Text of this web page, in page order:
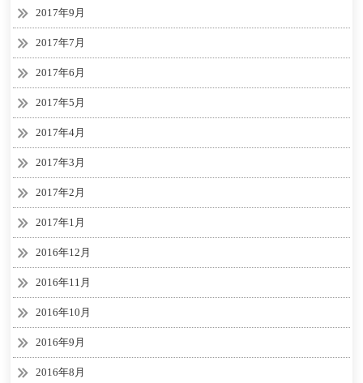
2017年9月
2017年7月
2017年6月
2017年5月
2017年4月
2017年3月
2017年2月
2017年1月
2016年12月
2016年11月
2016年10月
2016年9月
2016年8月